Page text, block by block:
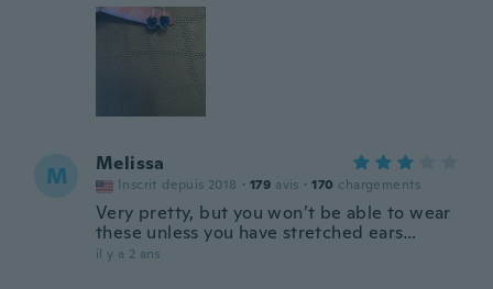
M Melissa
Inscrit depuis 2018 · 179 avis · 170 chargements
Very pretty, but you won’t be able to wear
these unless you have stretched ears…
il y a 2 ans